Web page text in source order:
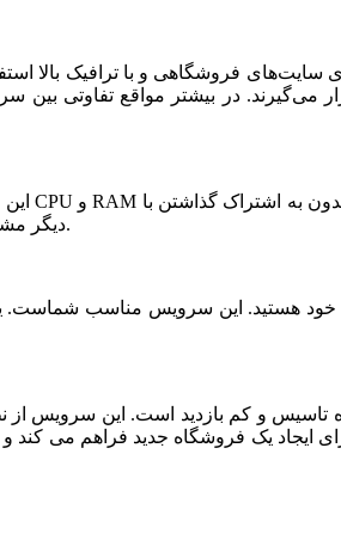
فروشگاهی و با ترافیک بالا
می‌گیرند. در بیشتر مواقع تفاوتی
دیگر مشترکین استفاده شود. این سرویس مناسب فروشگاه های خاص، پربازدید با نیازمندی های بخصوص است.